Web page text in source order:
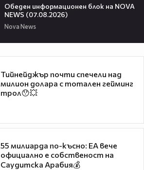
Обеден информационен блок на NOVA
NEWS (07.08.2026)
Nova News
Тийнейджър почти спечели над
милион долара с тотален гейминг
трол😯💥
55 милиарда по-късно: EA вече
официално е собственост на
Саудитска Арабия💰